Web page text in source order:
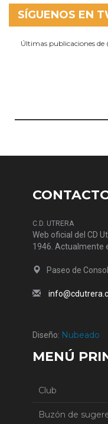
SÍGUENOS EN
Últimas publicaciones de
C.D. UTRERA
Web oficial del CD
1946. Actualmente
Paseo de
Diseño: Nubeado
MENÚ
Club
Buzón de